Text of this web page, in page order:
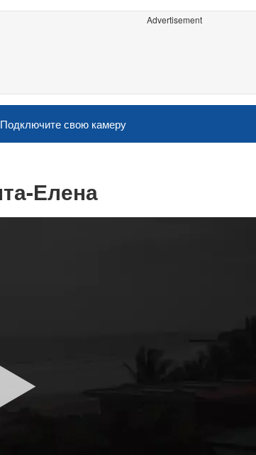
Advertisement
Подключите свою камеру
Елена